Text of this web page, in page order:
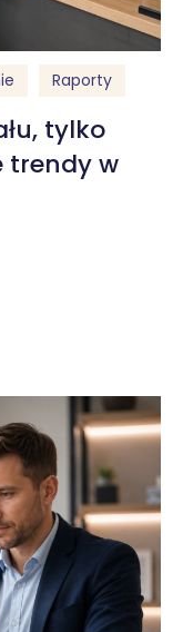
Raporty
tylko
trendy w